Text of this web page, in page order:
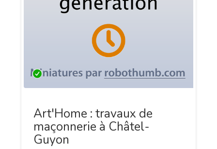
Art'Home : travaux de
maçonnerie à Châtel-
Guyon